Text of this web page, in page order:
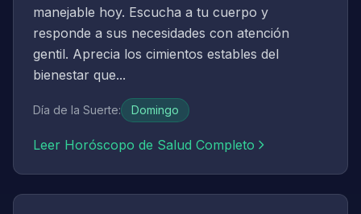
manejable hoy. Escucha a tu cuerpo y
responde a sus necesidades con atención
gentil. Aprecia los cimientos estables del
bienestar que...
Día de la Suerte: Domingo
Leer Horóscopo de Salud Completo